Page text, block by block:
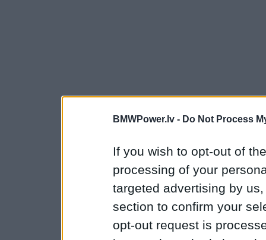
BMWPower.lv - Do Not Process
If you wish to opt-out of
processing of your
targeted advertising by
section to confirm your
opt-out request is